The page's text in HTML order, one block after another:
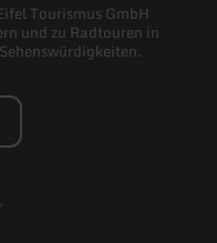
Tourismus GmbH
und zu Radtouren in